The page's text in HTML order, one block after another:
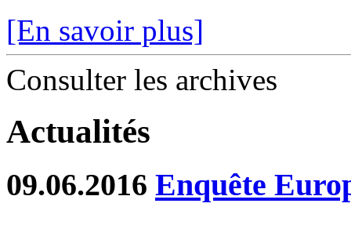
[En savoir plus]
Consulter les archives
Actualités
09.06.2016 Enquête